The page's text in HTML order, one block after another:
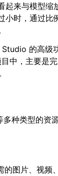
起来与模型
小时，通过
的高级
中，主要是
种类型的资
的图片、视频